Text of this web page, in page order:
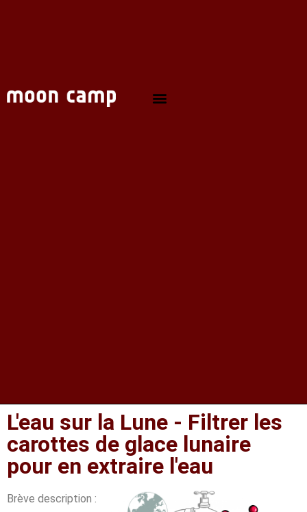
L'eau sur la Lune - Filtrer les
carottes de glace lunaire
pour en extraire l'eau
Brève description :